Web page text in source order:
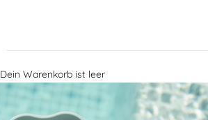
Dein Warenkorb ist leer